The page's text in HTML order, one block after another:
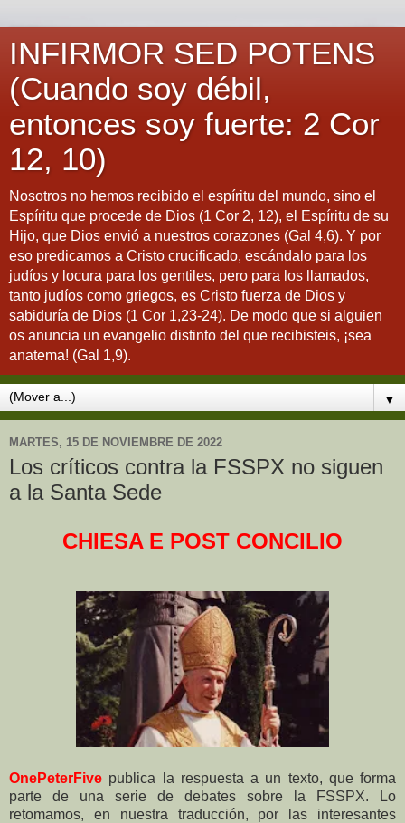
INFIRMOR SED POTENS
(Cuando soy débil,
entonces soy fuerte: 2 Cor
12, 10)
Nosotros no hemos recibido el espíritu del mundo, sino el
Espíritu que procede de Dios (1 Cor 2, 12), el Espíritu de su
Hijo, que Dios envió a nuestros corazones (Gal 4,6). Y por
eso predicamos a Cristo crucificado, escándalo para los
judíos y locura para los gentiles, pero para los llamados,
tanto judíos como griegos, es Cristo fuerza de Dios y
sabiduría de Dios (1 Cor 1,23-24). De modo que si alguien
os anuncia un evangelio distinto del que recibisteis, ¡sea
anatema! (Gal 1,9).
▼
MARTES, 15 DE NOVIEMBRE DE 2022
Los críticos contra la FSSPX no siguen
a la Santa Sede
CHIESA E POST CONCILIO
OnePeterFive publica la respuesta a un texto, que forma
parte de una serie de debates sobre la FSSPX. Lo
retomamos, en nuestra traducción, por las interesantes